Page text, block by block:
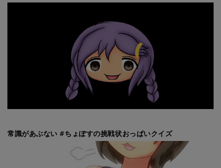
常識があぶない #ちょぽすの挑戦状おっぱいクイズ